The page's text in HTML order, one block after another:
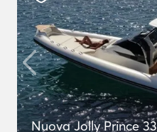
Nuova Jolly Prince 33